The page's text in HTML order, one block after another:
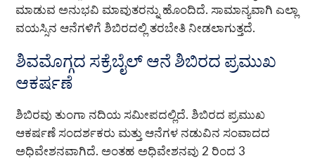
ಮಾಡುವ ಅನುಭವಿ ಮಾವುತರನ್ನು ಹೊಂದಿದೆ. ಸಾಮಾನ್ಯವಾಗಿ ಎಲ್ಲಾ
ವಯಸ್ಸಿನ ಆನೆಗಳಿಗೆ ಶಿಬಿರದಲ್ಲಿ ತರಬೇತಿ ನೀಡಲಾಗುತ್ತದೆ.
ಶಿವಮೊಗ್ಗದ ಸಕ್ರೆಬೈಲ್ ಆನೆ ಶಿಬಿರದ ಪ್ರಮುಖ
ಆಕರ್ಷಣೆ
ಶಿಬಿರವು ತುಂಗಾ ನದಿಯ ಸಮೀಪದಲ್ಲಿದೆ. ಶಿಬಿರದ ಪ್ರಮುಖ
ಆಕರ್ಷಣೆ ಸಂದರ್ಶಕರು ಮತ್ತು ಆನೆಗಳ ನಡುವಿನ ಸಂವಾದದ
ಅಧಿವೇಶನವಾಗಿದೆ. ಅಂತಹ ಅಧಿವೇಶನವು 2 ರಿಂದ 3